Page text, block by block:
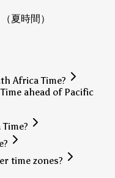
（夏時間）
Africa Time?
ahead of Pacific
time zones?